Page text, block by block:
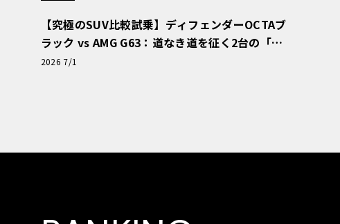
【究極のSUV比較試乗】ディフェンダーOCTAブ
ラック vs AMG G63：道なき道を征く2台の「対
極的アプローチ」
2026 7/1